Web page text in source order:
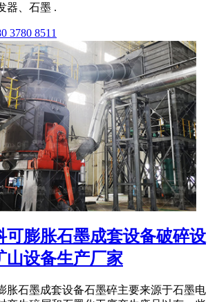
器、石墨 .
3780 8511
可膨胀石墨成套设备破碎设
山设备生产厂家
胀石墨成套设备石墨碎主要来源于石墨电